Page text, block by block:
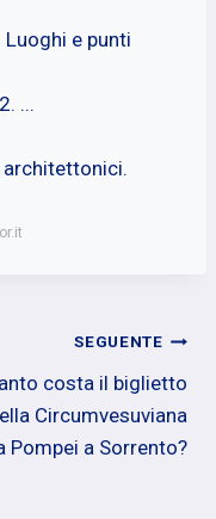
Luoghi e punti
...
SEGUENTE
costa il biglietto
Circumvesuviana
Pompei a Sorrento?